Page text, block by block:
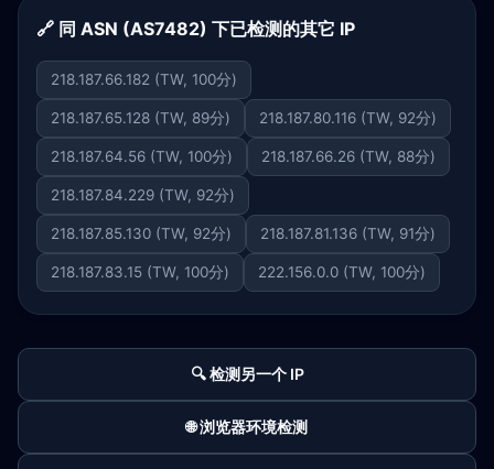
🔗 同 ASN (AS7482) 下已检测的其它 IP
218.187.66.182 (TW, 100分)
218.187.65.128 (TW, 89分) 218.187.80.116 (TW, 92分)
218.187.64.56 (TW, 100分) 218.187.66.26 (TW, 88分)
218.187.84.229 (TW, 92分)
218.187.85.130 (TW, 92分) 218.187.81.136 (TW, 91分)
218.187.83.15 (TW, 100分) 222.156.0.0 (TW, 100分)
🔍 检测另一个 IP
🌐 浏览器环境检测